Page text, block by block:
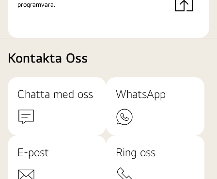
programvara.
Kontakta Oss
Chatta med oss WhatsApp
E-post Ring oss